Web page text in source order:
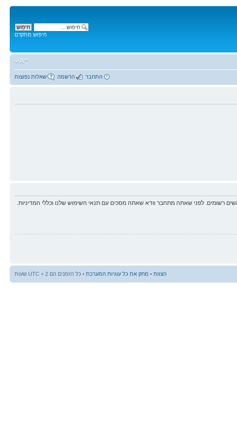
חיפוש מתקדם
שאלות נפוצות הרשמה התחבר
רשומים. לפני שאתה מתחבר וודא שאתה מסכים עם תנאי השימוש שלנו וכללי המדיניות.
הצוות • מחק את כל עוגיות המערכת • כל הזמנים הם UTC + 2 שעות